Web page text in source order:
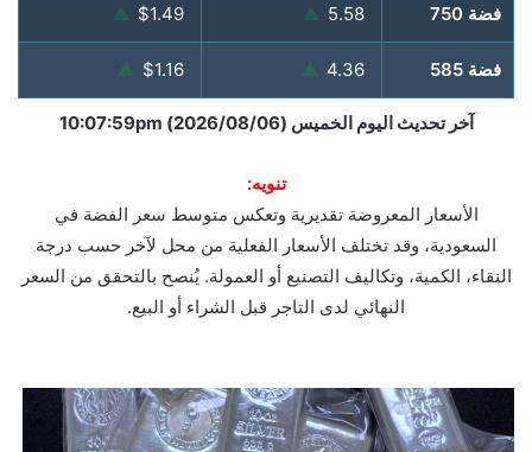
فضة 750 5.58
▲
$1.49
▲
فضة 585 4.36
▲
$1.16
▲
آخر تحديث اليوم الخميس (2026/08/06) 10:07:59pm
تنويه:
الأسعار المعروضة تقديرية وتعكس متوسط سعر الفضة في
السعودية، وقد تختلف الأسعار الفعلية من محل لآخر حسب درجة
النقاء، الكمية، وتكاليف التصنيع أو العمولة. يُنصح بالتحقق من السعر
النهائي لدى التاجر قبل الشراء أو البيع.